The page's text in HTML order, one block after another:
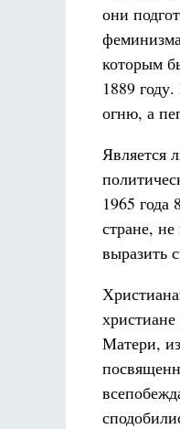
они
которым
1889
огню, а
Является
1965
стране,
выразить
Матери,